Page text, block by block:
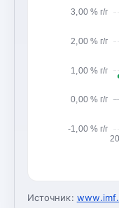
-1,00 % г/г
0,00 % г/г
1,00 % г/г
2,00 % г/г
3,00 % г/г
Источник: